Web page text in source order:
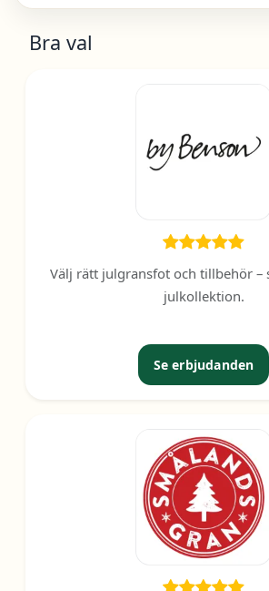
Bra val
Välj rätt julgransfot och tillbehör –
julkollektion.
Se erbjudanden